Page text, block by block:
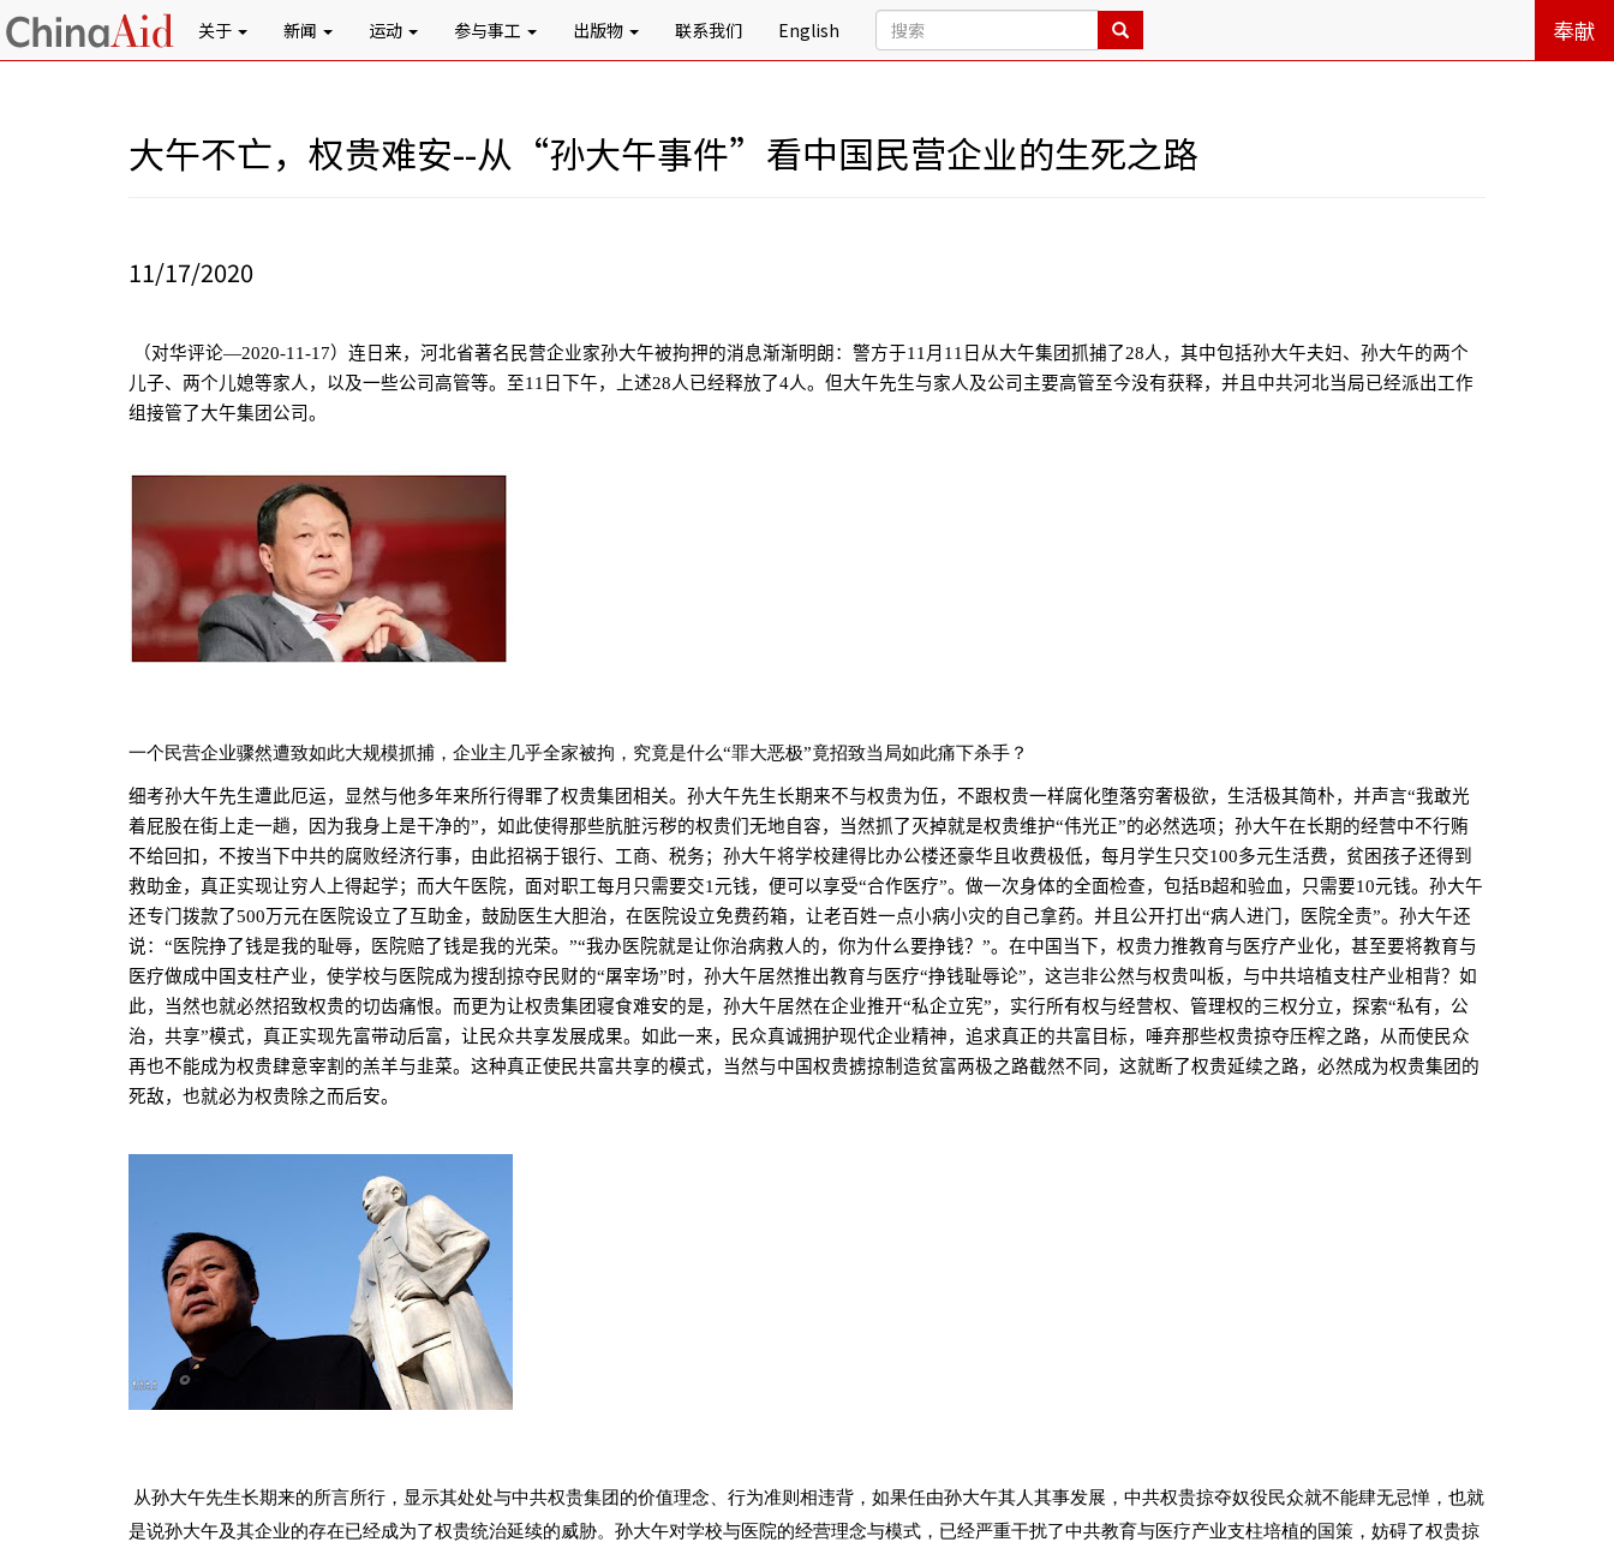
关于 新闻 运动 参与事工 出版物 联系我们 English 奉献
大午不亡，权贵难安--从“孙大午事件”看中国民营企业的生死之路
11/17/2020
（对华评论—2020-11-17）连日来，河北省著名民营企业家孙大午被拘押的消息渐渐明朗：警方于11 月 11 日从大午集团抓捕了28人，其中包括孙大午夫妇、孙大午的两个
儿子、两个儿媳等家人，以及一些公司高管等。至11 日下午，上述28人已经释放了4人。但大午先生与家人及公司主要高管至今没有获释，并且中共河北当局已经派出工作
组接管了大午集团公司。
一个民营企业骤然遭致如此大规模抓捕，企业主几乎全家被拘，究竟是什么“罪大恶极”竟招致当局如此痛下杀手？
细考孙大午先生遭此厄运，显然与他多年来所行得罪了权贵集团相关。孙大午先生长期来不与权贵为伍，不跟权贵一样腐化堕落穷奢极欲，生活极其简朴，并声言“我敢光
着屁股在街上走一趟，因为我身上是干净的”，如此使得那些肮脏污秽的权贵们无地自容，当然抓了灭掉就是权贵维护“伟光正”的必然选项；孙大午在长期的经营中不行贿
不给回扣，不按当下中共的腐败经济行事，由此招祸于银行、工商、税务；孙大午将学校建得比办公楼还豪华且收费极低，每月学生只交100多元生活费，贫困孩子还得到
救助金，真正实现让穷人上得起学；而大午医院，面对职工每月只需要交1元钱，便可以享受“合作医疗”。做一次身体的全面检查，包括B超和验血，只需要10元钱。孙大午
还专门拨款了500 万元在医院设立了互助金，鼓励医生大胆治，在医院设立免费药箱，让老百姓一点小病小灾的自己拿药。并且公开打出“病人进门，医院全责”。孙大午还
说：“医院挣了钱是我的耻辱，医院赔了钱是我的光荣。”“我办医院就是让你治病救人的，你为什么要挣钱？”。在中国当下，权贵力推教育与医疗产业化，甚至要将教育与
医疗做成中国支柱产业，使学校与医院成为搜刮掠夺民财的“屠宰场”时，孙大午居然推出教育与医疗“挣钱耻辱论”，这岂非公然与权贵叫板，与中共培植支柱产业相背？如
此，当然也就必然招致权贵的切齿痛恨。而更为让权贵集团寝食难安的是，孙大午居然在企业推开“私企立宪”，实行所有权与经营权、管理权的三权分立，探索“私有，公
治，共享”模式，真正实现先富带动后富，让民众共享发展成果。如此一来，民众真诚拥护现代企业精神，追求真正的共富目标，唾弃那些权贵掠夺压榨之路，从而使民众
再也不能成为权贵肆意宰割的羔羊与韭菜。这种真正使民共富共享的模式，当然与中国权贵掳掠制造贫富两极之路截然不同，这就断了权贵延续之路，必然成为权贵集团的
死敌，也就必为权贵除之而后安。
从孙大午先生长期来的所言所行，显示其处处与中共权贵集团的价值理念、行为准则相违背，如果任由孙大午其人其事发展，中共权贵掠夺奴役民众就不能肆无忌惮，也就
是说孙大午及其企业的存在已经成为了权贵统治延续的威胁。孙大午对学校与医院的经营理念与模式，已经严重干扰了中共教育与医疗产业支柱培植的国策，妨碍了权贵掠